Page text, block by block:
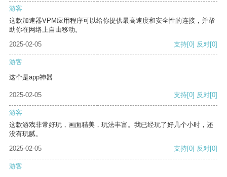
游客
这款加速器VPM应用程序可以给你提供最高速度和安全性的连接，并帮
助你在网络上自由移动。
2025-02-05
支持[0] 反对[0]
游客
这个是app神器
2025-02-05 支持[0] 反对[0]
游客
这款游戏非常好玩，画面精美，玩法丰富。我已经玩了好几个小时，还
没有玩腻。
2025-02-05
支持[0] 反对[0]
游客